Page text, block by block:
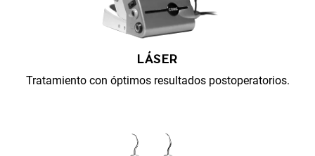
LÁSER
Tratamiento con óptimos resultados postoperatorios.